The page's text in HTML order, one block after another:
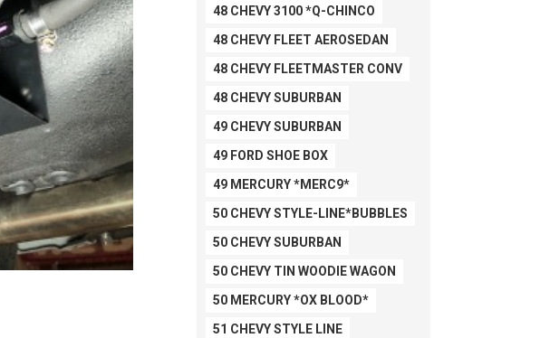
48 CHEVY 3100 *Q-CHINCO
48 CHEVY FLEET AEROSEDAN
48 CHEVY FLEETMASTER CONV
48 CHEVY SUBURBAN
49 CHEVY SUBURBAN
49 FORD SHOE BOX
49 MERCURY *MERC9*
50 CHEVY STYLE-LINE*BUBBLES
50 CHEVY SUBURBAN
50 CHEVY TIN WOODIE WAGON
50 MERCURY *OX BLOOD*
51 CHEVY STYLE LINE